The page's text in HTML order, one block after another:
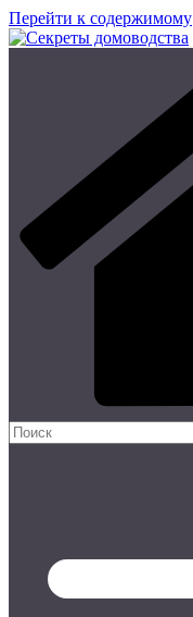
Перейти к содержимому